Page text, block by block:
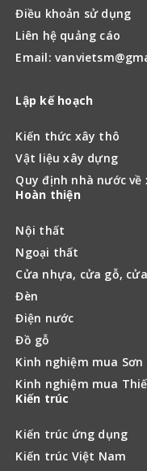
Điều khoản sử dụng
Liên hệ quảng cáo
Email:
Lập kế hoạch
Kiến thức xây thô
Vật liệu xây dựng
Quy định nhà nước về
Hoàn thiện
Nội thất
Ngoại thất
Cửa nhựa, cửa gỗ,
Đèn
Điện nước
Đồ gỗ
Kinh nghiệm mua
Kinh nghiệm mua
Kiến trúc
Kiến trúc ứng dụng
Kiến trúc Việt Nam